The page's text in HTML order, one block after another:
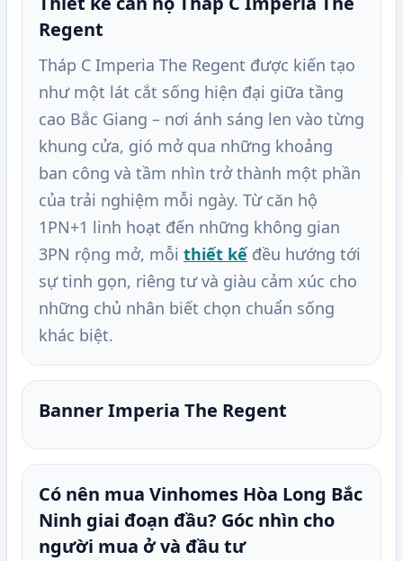
Regent
Tháp C Imperia The Regent được kiến tạo
như một lát cắt sống hiện đại giữa tầng
cao Bắc Giang – nơi ánh sáng len vào từng
khung cửa, gió mở qua những khoảng
ban công và tầm nhìn trở thành một phần
của trải nghiệm mỗi ngày. Từ căn hộ
1PN+1 linh hoạt đến những không gian
3PN rộng mở, mỗi thiết kế đều hướng tới
sự tinh gọn, riêng tư và giàu cảm xúc cho
những chủ nhân biết chọn chuẩn sống
khác biệt.
Banner Imperia The Regent
Có nên mua Vinhomes Hòa Long Bắc
Ninh giai đoạn đầu? Góc nhìn cho
người mua ở và đầu tư